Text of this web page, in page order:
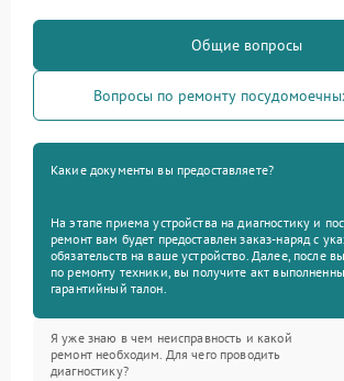
Общие вопросы
Вопросы по ремонту
Какие документы вы предоставляете?
На этапе приема устройства на диагностику и
ремонт вам будет предоставлен заказ-наряд с
обязательств на ваше устройство. Далее, после
по ремонту техники, вы получите акт
гарантийный талон.
Я уже знаю в чем неисправность и какой
ремонт необходим. Для чего проводить
диагностику?